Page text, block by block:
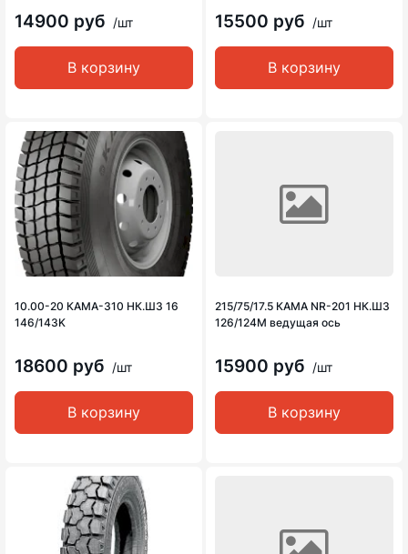
14900 руб /шт
В корзину
15500 руб /шт
В корзину
10.00-20 КАМА-310 НК.ШЗ 16
146/143K
18600 руб /шт
В корзину
215/75/17.5 КАМА NR-201 НК.ШЗ
126/124M ведущая ось
15900 руб /шт
В корзину